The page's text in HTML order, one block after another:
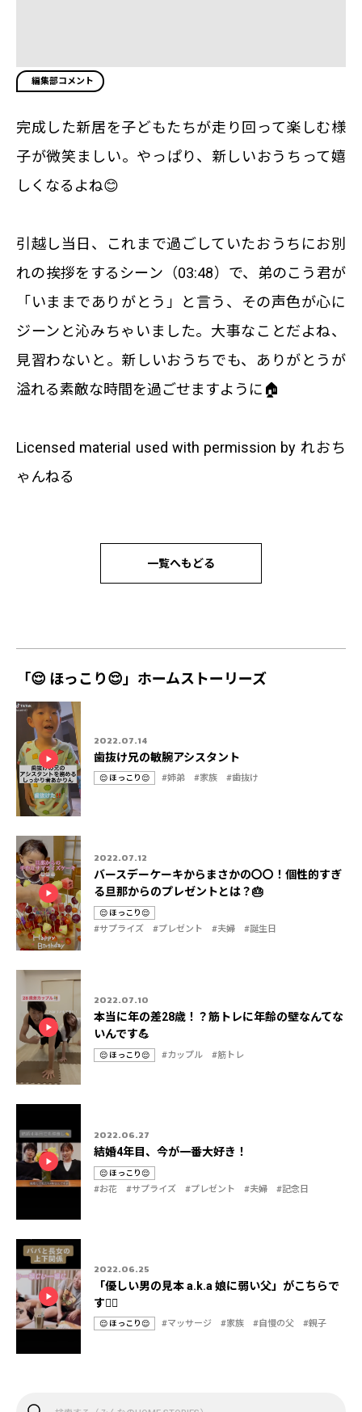
編集部コメント
完成した新居を子どもたちが走り回って楽しむ様
子が微笑ましい。やっぱり、新しいおうちって嬉
しくなるよね😊
引越し当日、これまで過ごしていたおうちにお別
れの挨拶をするシーン（03:48）で、弟のこう君が
「いままでありがとう」と言う、その声色が心に
ジーンと沁みちゃいました。大事なことだよね、
見習わないと。新しいおうちでも、ありがとうが
溢れる素敵な時間を過ごせますように🏠
Licensed material used with permission by れおち
ゃんねる
一覧へもどる
「😌 ほっこり😌」ホームストーリーズ
2022.07.14
歯抜け兄の敏腕アシスタント
カ😌 ほっこり😌
タ
#姉弟 #家族 #歯抜け
2022.07.12
バースデーケーキからまさかの〇〇！個性的すぎ
る旦那からのプレゼントとは？🎂
カ
😌 ほっこり😌
タ
#サプライズ #プレゼント #夫婦 #誕生日
2022.07.10
本当に年の差28歳！？筋トレに年齢の壁なんてな
いんです💪
カ😌 ほっこり😌
タ
#カップル #筋トレ
2022.06.27
結婚4年目、今が一番大好き！
カ
😌 ほっこり😌
タ
#お花 #サプライズ #プレゼント #夫婦 #記念日
2022.06.25
「優しい男の見本 a.k.a 娘に弱い父」がこちらで
す💁‍♀️
カ😌 ほっこり😌
タ
#マッサージ #家族 #自慢の父 #親子